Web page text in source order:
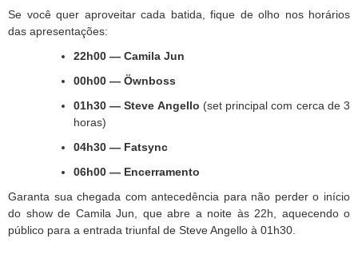
Se você quer aproveitar cada batida, fique de olho nos horários
das apresentações:
22h00 — Camila Jun
00h00 — Öwnboss
01h30 — Steve Angello (set principal com cerca de 3
horas)
04h30 — Fatsync
06h00 — Encerramento
Garanta sua chegada com antecedência para não perder o início
do show de Camila Jun, que abre a noite às 22h, aquecendo o
público para a entrada triunfal de Steve Angello à 01h30.